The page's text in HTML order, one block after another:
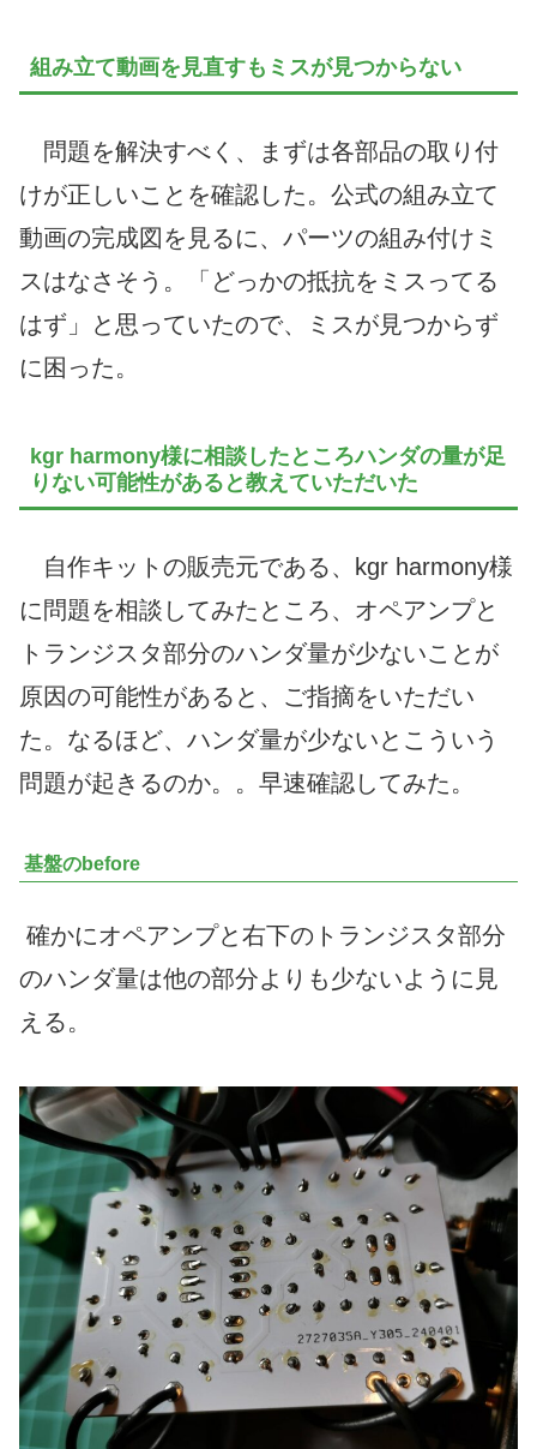
組み立て動画を見直すもミスが見つからない
問題を解決すべく、まずは各部品の取り付
けが正しいことを確認した。公式の組み立て
動画の完成図を見るに、パーツの組み付けミ
スはなさそう。「どっかの抵抗をミスってる
はず」と思っていたので、ミスが見つからず
に困った。
kgr harmony様に相談したところハンダの量が足
りない可能性があると教えていただいた
自作キットの販売元である、kgr harmony様
に問題を相談してみたところ、オペアンプと
トランジスタ部分のハンダ量が少ないことが
原因の可能性があると、ご指摘をいただい
た。なるほど、ハンダ量が少ないとこういう
問題が起きるのか。。早速確認してみた。
基盤のbefore
確かにオペアンプと右下のトランジスタ部分
のハンダ量は他の部分よりも少ないように見
える。